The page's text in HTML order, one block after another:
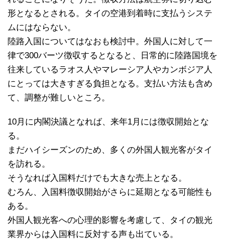
形となるとされる。タイの空港到着時に支払うシステ
ムにはならない。
陸路入国についてはなおも検討中。外国人に対して一
律で300バーツ徴収するとなると、日常的に陸路国境を
往来しているラオス人やマレーシア人やカンボジア人
にとっては大きすぎる負担となる。支払い方法も含め
て、調整が難しいところ。
10月に内閣決議となれば、来年1月には徴収開始とな
る。
まだハイシーズンのため、多くの外国人観光客がタイ
を訪れる。
そうなれば入国料だけでも大きな売上となる。
むろん、入国料徴収開始がさらに延期となる可能性も
ある。
外国人観光客への心理的影響を考慮して、タイの観光
業界からは入国料に反対する声も出ている。